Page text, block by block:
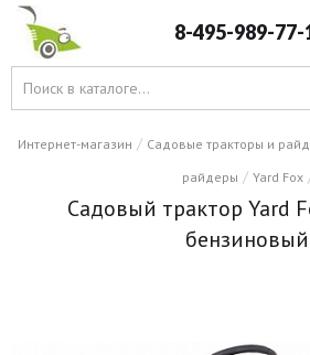
8-495-989-77-
Интернет-магазин / Садовые тракторы и
райдеры / Yard Fox
Садовый трактор Yard
бензиновый